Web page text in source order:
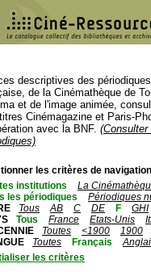
descriptives des
de la Cinémathèque de
et de l'image animée,
Cinémagazine et Paris-
avec la BNF.
les critères de
institutions
La
les périodiques
Périodiques
Tous AB C DE F
GHI
Tous France Etats-Unis
Toutes <1900
1900
Toutes Français
les critères